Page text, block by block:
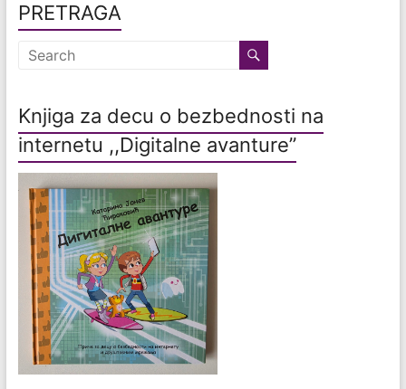
PRETRAGA
Knjiga za decu o bezbednosti na
internetu ,,Digitalne avanture”